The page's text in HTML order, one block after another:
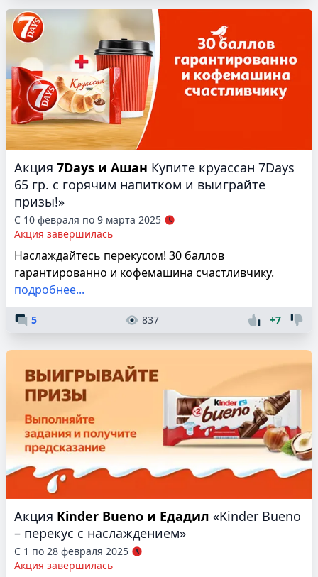
Акция 7Days и Ашан Купите круассан 7Days
65 гр. с горячим напитком и выиграйте
призы!»
С 10 февраля по 9 марта 2025
Акция завершилась
Наслаждайтесь перекусом! 30 баллов
гарантированно и кофемашина счастливчику.
подробнее...
5 837 +7
Акция Kinder Bueno и Едадил «Kinder Bueno
– перекус с наслаждением»
С 1 по 28 февраля 2025
Акция завершилась